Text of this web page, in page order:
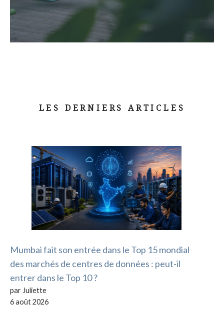
LES DERNIERS ARTICLES
Mumbai fait son entrée dans le Top 15 mondial
des marchés de centres de données : peut-il
entrer dans le Top 10 ?
par Juliette
6 août 2026